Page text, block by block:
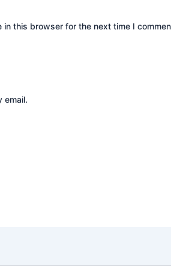
in this browser for the next time I
email.